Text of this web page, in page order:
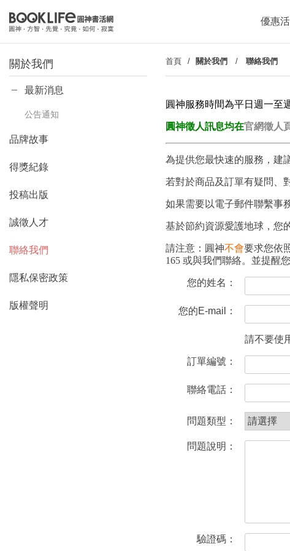
優惠
關於我們
最新消息
公告通知
品牌故事
得獎紀錄
投稿出版
誠徵人才
聯絡我們
隱私保密政策
版權聲明
首頁 關於我們 / 聯絡我們
圓神服務時間為平日週一至
圓神徵人訊息均在官網徵人
為提供您最快速的服務，建
若對於商品及訂單有疑問、
如果需要以電子郵件聯繫事
基於節約資源愛護地球，您
請注意：圓神不會要求您依
165 或與我們聯絡。並提醒
您的姓名：
您的E-mail：
請不要使
訂單編號：
聯絡電話：
問題類型：
問題說明：
驗證碼：